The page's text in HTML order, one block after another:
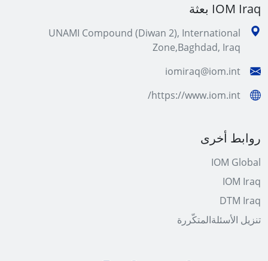
IOM Iraq بعثة
UNAMI Compound (Diwan 2), International
Zone,Baghdad, Iraq
iomiraq@iom.int
https://www.iom.int/
روابط أخرى
IOM Global
IOM Iraq
DTM Iraq
تنزیل الأسئلةالمتكّررة